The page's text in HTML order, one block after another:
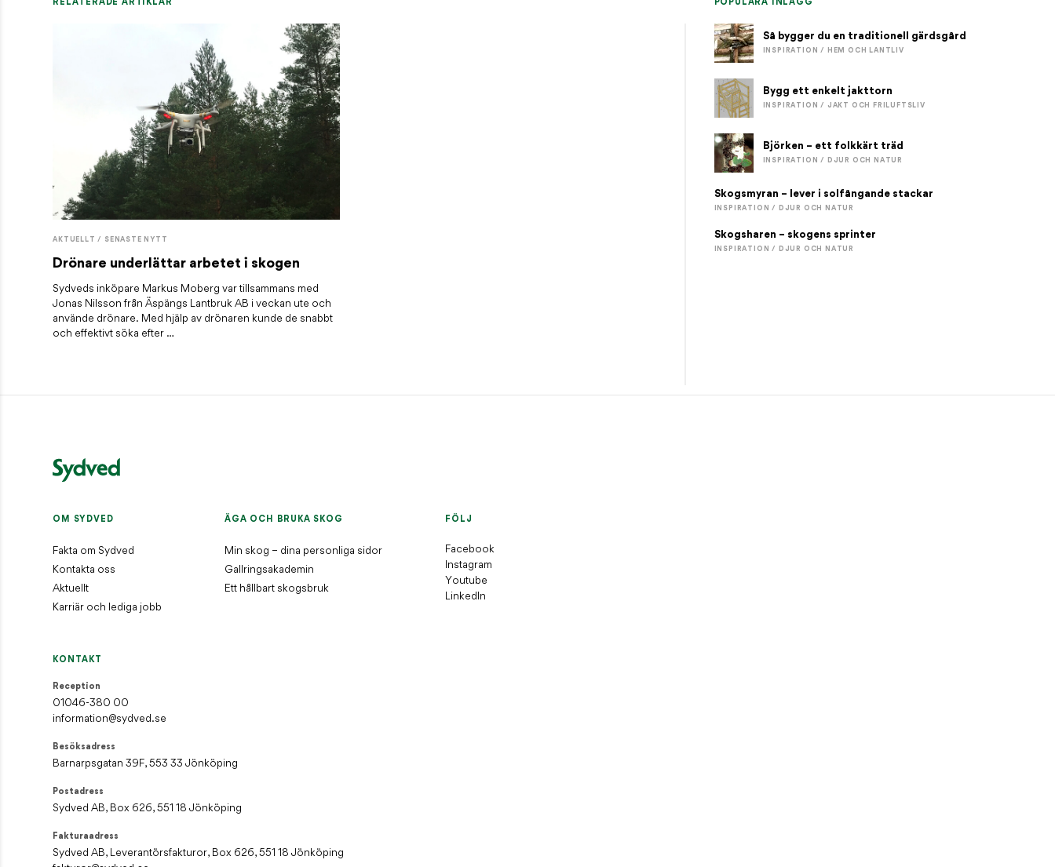
RELATERADE ARTIKLAR
AKTUELLT / SENASTE NYTT
Drönare underlättar arbetet i skogen
Sydveds inköpare Markus Moberg var tillsammans med
Jonas Nilsson från Äspängs Lantbruk AB i veckan ute och
använde drönare. Med hjälp av drönaren kunde de snabbt
och effektivt söka efter …
POPULÄRA INLÄGG
Så bygger du en traditionell gärdsgård
INSPIRATION / HEM OCH LANTLIV
Bygg ett enkelt jakttorn
INSPIRATION / JAKT OCH FRILUFTSLIV
Björken – ett folkkärt träd
INSPIRATION / DJUR OCH NATUR
Skogsmyran – lever i solfångande stackar
INSPIRATION / DJUR OCH NATUR
Skogsharen – skogens sprinter
INSPIRATION / DJUR OCH NATUR
OM SYDVED
Fakta om Sydved
Kontakta oss
Aktuellt
Karriär och lediga jobb
ÄGA OCH BRUKA SKOG
Min skog – dina personliga sidor
Gallringsakademin
Ett hållbart skogsbruk
FÖLJ
Facebook
Instagram
Youtube
LinkedIn
KONTAKT
Reception
01046-380 00
information@sydved.se
Besöksadress
Barnarpsgatan 39F, 553 33 Jönköping
Postadress
Sydved AB, Box 626, 551 18 Jönköping
Fakturaadress
Sydved AB, Leverantörsfakturor, Box 626, 551 18 Jönköping